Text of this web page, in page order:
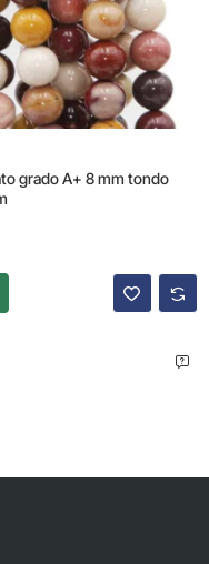
grado A+ 8 mm tondo